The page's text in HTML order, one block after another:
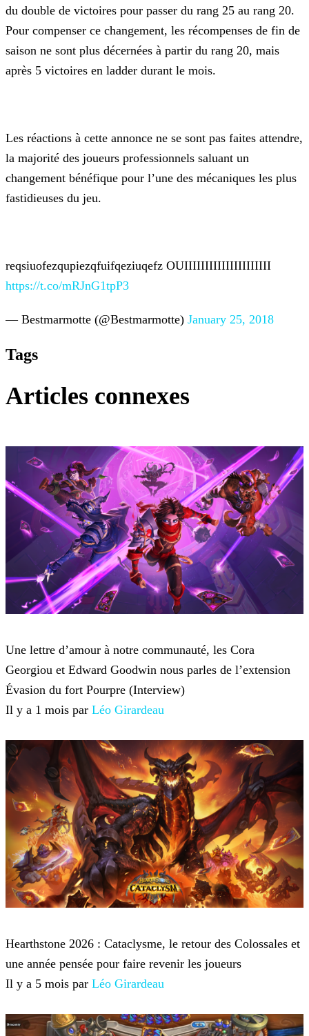
du double de victoires pour passer du rang 25 au rang 20.
Pour compenser ce changement, les récompenses de fin de
saison ne sont plus décernées à partir du rang 20, mais
après 5 victoires en ladder durant le mois.
Les réactions à cette annonce ne se sont pas faites attendre,
la majorité des joueurs professionnels saluant un
changement bénéfique pour l’une des mécaniques les plus
fastidieuses du jeu.
reqsiuofezqupiezqfuifqeziuqefz OUIIIIIIIIIIIIIIIIIIIII
https://t.co/mRJnG1tpP3
— Bestmarmotte (@Bestmarmotte) January 25, 2018
Tags
Articles connexes
Une lettre d’amour à notre communauté, les Cora
Georgiou et Edward Goodwin nous parles de l’extension
Évasion du fort Pourpre (Interview)
Il y a 1 mois par Léo Girardeau
Hearthstone 2026 : Cataclysme, le retour des Colossales et
une année pensée pour faire revenir les joueurs
Il y a 5 mois par Léo Girardeau